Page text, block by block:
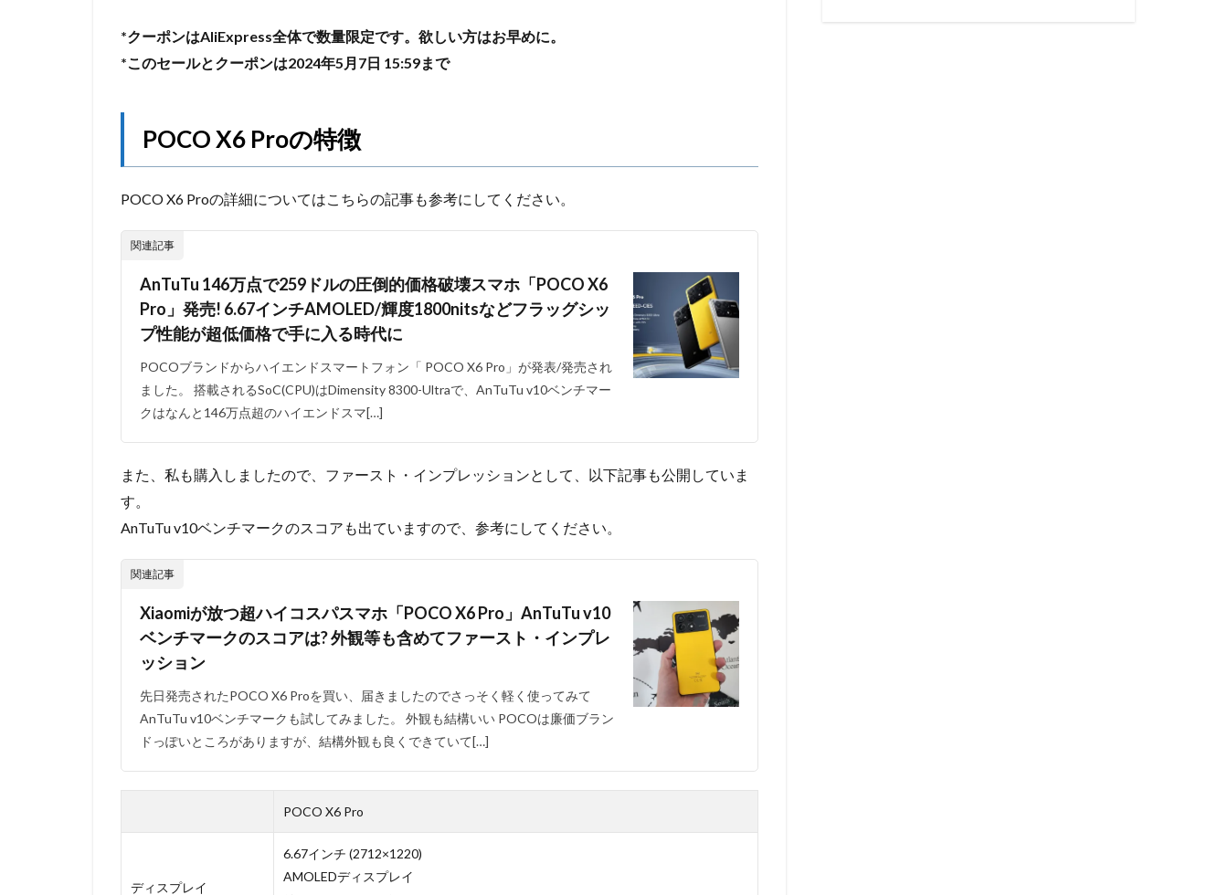
*クーポンはAliExpress全体で数量限定です。欲しい方はお早めに。
*このセールとクーポンは2024年5 月7日 15:59まで
POCO X6 Proの特徴
POCO X6 Proの詳細についてはこちらの記事も参考にしてください。
関連記事
AnTuTu 146万点で259ドルの圧倒的価格破壊スマホ「POCO X6
Pro」発売! 6.67インチAMOLED/輝度1800nitsなどフラッグシッ
プ性能が超低価格で手に入る時代に
POCOブランドからハイエンドスマートフォン「 POCO X6 Pro」が発表/発売され
ました。 搭載されるSoC(CPU)はDimensity 8300-Ultraで、AnTuTu v10ベンチマー
クはなんと146万点超のハイエンドスマ[…]
また、私も購入しましたので、ファースト・インプレッションとして、以下記事も公開していま
す。
AnTuTu v10ベンチマークのスコアも出ていますので、参考にしてください。
関連記事
Xiaomiが放つ超ハイコスパスマホ「POCO X6 Pro」AnTuTu v10
ベンチマークのスコアは? 外観等も含めてファースト・インプレ
ッション
先日発売されたPOCO X6 Proを買い、届きましたのでさっそく軽く使ってみて
AnTuTu v10ベンチマークも試してみました。 外観も結構いい POCOは廉価ブラン
ドっぽいところがありますが、結構外観も良くできていて[…]
POCO X6 Pro
ディスプレイ
6.67インチ (2712×1220)
AMOLEDディスプレイ